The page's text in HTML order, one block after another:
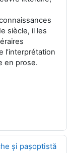
siècle, il les
l’interprétation
en prose.
şi paşoptistă